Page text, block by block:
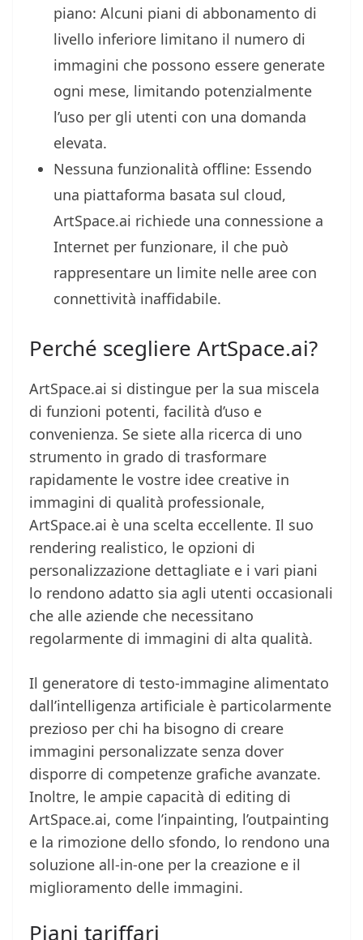
piano: Alcuni piani di abbonamento di
livello inferiore limitano il numero di
immagini che possono essere generate
ogni mese, limitando potenzialmente
l’uso per gli utenti con una domanda
elevata.
Nessuna funzionalità offline: Essendo
una piattaforma basata sul cloud,
ArtSpace.ai richiede una connessione a
Internet per funzionare, il che può
rappresentare un limite nelle aree con
connettività inaffidabile.
Perché scegliere ArtSpace.ai?
ArtSpace.ai si distingue per la sua miscela
di funzioni potenti, facilità d’uso e
convenienza. Se siete alla ricerca di uno
strumento in grado di trasformare
rapidamente le vostre idee creative in
immagini di qualità professionale,
ArtSpace.ai è una scelta eccellente. Il suo
rendering realistico, le opzioni di
personalizzazione dettagliate e i vari piani
lo rendono adatto sia agli utenti occasionali
che alle aziende che necessitano
regolarmente di immagini di alta qualità.
Il generatore di testo-immagine alimentato
dall’intelligenza artificiale è particolarmente
prezioso per chi ha bisogno di creare
immagini personalizzate senza dover
disporre di competenze grafiche avanzate.
Inoltre, le ampie capacità di editing di
ArtSpace.ai, come l’inpainting, l’outpainting
e la rimozione dello sfondo, lo rendono una
soluzione all-in-one per la creazione e il
miglioramento delle immagini.
Piani tariffari